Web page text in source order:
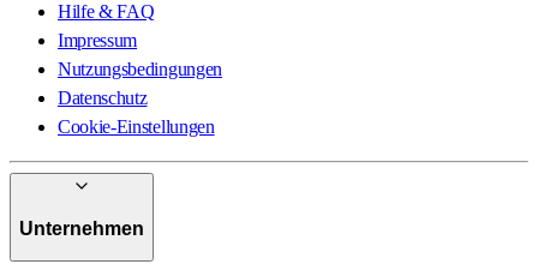
Hilfe & FAQ
Impressum
Nutzungsbedingungen
Datenschutz
Cookie-Einstellungen
Unternehmen